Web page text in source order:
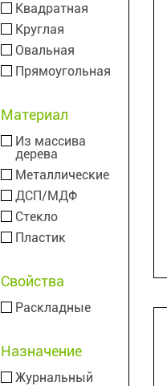
Квадратная
Круглая
Овальная
Прямоугольная
Материал
Из массива
дерева
Металлические
ДСП/МДФ
Стекло
Пластик
Свойства
Раскладные
Назначение
Журнальный